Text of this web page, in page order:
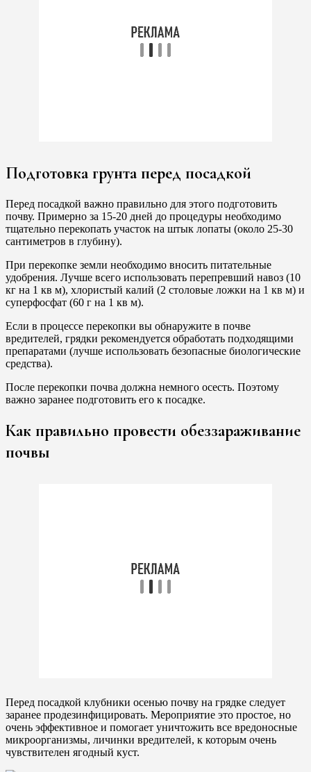
Подготовка грунта перед посадкой
Перед посадкой важно правильно для этого подготовить
почву. Примерно за 15-20 дней до процедуры необходимо
тщательно перекопать участок на штык лопаты (около 25-30
сантиметров в глубину).
При перекопке земли необходимо вносить питательные
удобрения. Лучше всего использовать перепревший навоз (10
кг на 1 кв м), хлористый калий (2 столовые ложки на 1 кв м) и
суперфосфат (60 г на 1 кв м).
Если в процессе перекопки вы обнаружите в почве
вредителей, грядки рекомендуется обработать подходящими
препаратами (лучше использовать безопасные биологические
средства).
После перекопки почва должна немного осесть. Поэтому
важно заранее подготовить его к посадке.
Как правильно провести обеззараживание
почвы
Перед посадкой клубники осенью почву на грядке следует
заранее продезинфицировать. Мероприятие это простое, но
очень эффективное и помогает уничтожить все вредоносные
микроорганизмы, личинки вредителей, к которым очень
чувствителен ягодный куст.